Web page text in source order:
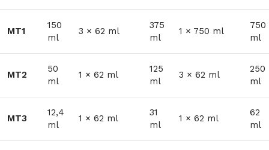
MT1
150
ml
3 × 62 ml
375
ml
1 × 750 ml
750
ml
MT2
50
ml
1 × 62 ml
125
ml
3 × 62 ml
250
ml
MT3
12,4
ml
1 × 62 ml
31
ml
1 × 62 ml
62
ml